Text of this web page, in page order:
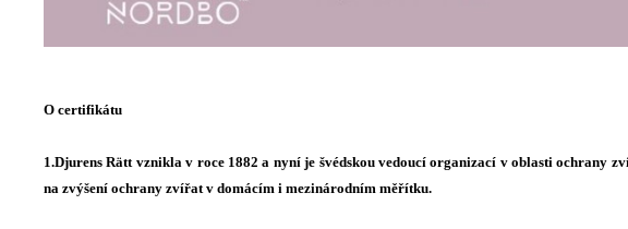
O certifikátu
1.Djurens Rätt vznikla v roce 1882 a nyní je švédskou vedoucí organizací v oblasti ochrany
na zvýšení ochrany zvířat v domácím i mezinárodním měřítku.